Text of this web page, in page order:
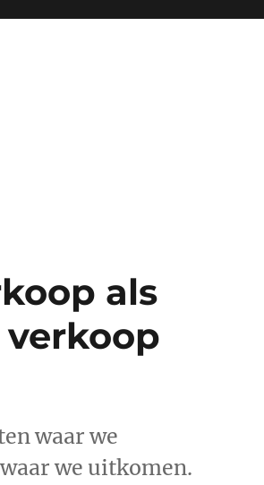
als
waar we
we uitkomen.